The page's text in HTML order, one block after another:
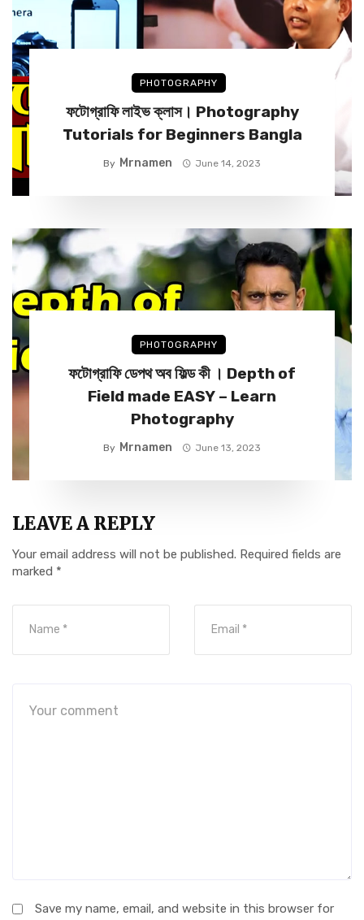
PHOTOGRAPHY
ফটোগ্রাফি লাইভ ক্লাস। Photography
Tutorials for Beginners Bangla
By Mrnamen June 14, 2023
PHOTOGRAPHY
ফটোগ্রাফি ডেপথ অব ফিল্ড কী । Depth of
Field made EASY – Learn
Photography
By Mrnamen June 13, 2023
LEAVE A REPLY
Your email address will not be published. Required fields are
marked *
Save my name, email, and website in this browser for